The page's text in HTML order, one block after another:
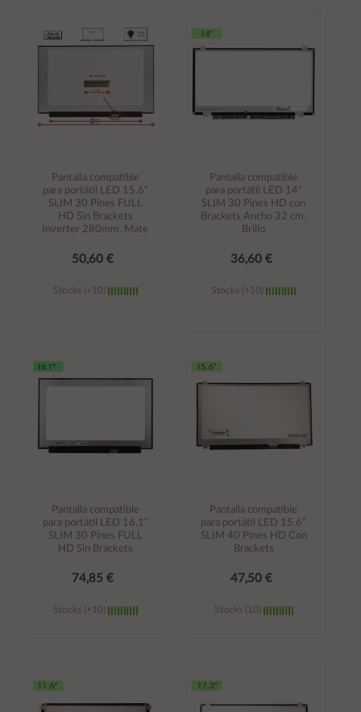
carrito
Pantalla compatible
para portátil LED 15.6"
SLIM 30 Pines FULL
HD Sin Brackets
Inverter 280mm. Mate
50,60 €
Stocks (+10)
Pantalla compatible
para portátil LED 14"
SLIM 30 Pines HD con
Brackets Ancho 32 cm.
Brillo
36,60 €
Stocks (+10)
Pantalla compatible
para portátil LED 16.1"
SLIM 30 Pines FULL
HD Sin Brackets
74,85 €
Stocks (+10)
Pantalla compatible
para portátil LED 15.6"
SLIM 40 Pines HD Con
Brackets
47,50 €
Stocks (10)